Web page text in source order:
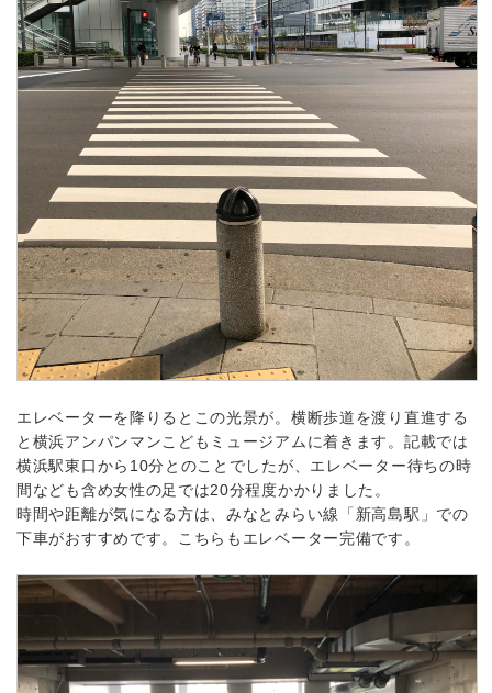
エレベーターを降りるとこの光景が。横断歩道を渡り直進する
と横浜アンパンマンこどもミュージアムに着きます。記載では
横浜駅東口から10分とのことでしたが、エレベーター待ちの時
間なども含め女性の足では20分程度かかりました。
時間や距離が気になる方は、みなとみらい線「新高島駅」での
下車がおすすめです。こちらもエレベーター完備です。